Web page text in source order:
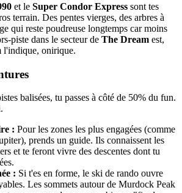
et le Super Condor Express sont tes
terrain. Des pentes vierges, des arbres à
qui reste poudreuse longtemps car moins
piste dans le secteur de The Dream est,
l'indique, onirique.
balisées, tu passes à côté de 50% du fun.
: Pour les zones les plus engagées (comme
prends un guide. Ils connaissent les
et te feront vivre des descentes dont tu
: Si t'es en forme, le ski de rando ouvre
Les sommets autour de Murdock Peak